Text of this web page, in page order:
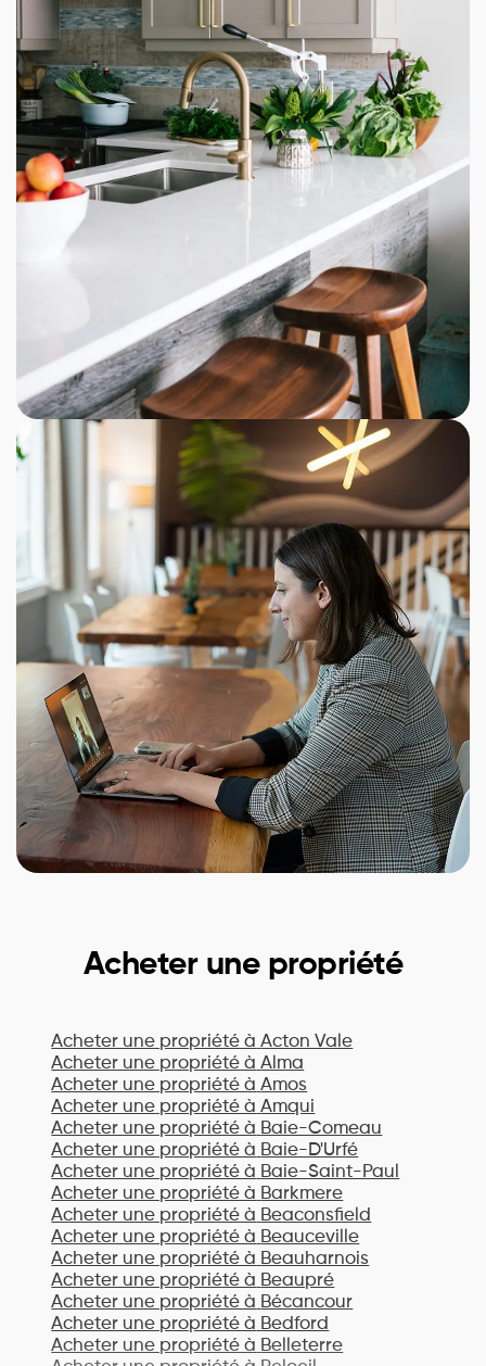
Acheter une propriété
Acheter une propriété à Acton Vale
Acheter une propriété à Alma
Acheter une propriété à Amos
Acheter une propriété à Amqui
Acheter une propriété à Baie-Comeau
Acheter une propriété à Baie-D'Urfé
Acheter une propriété à Baie-Saint-Paul
Acheter une propriété à Barkmere
Acheter une propriété à Beaconsfield
Acheter une propriété à Beauceville
Acheter une propriété à Beauharnois
Acheter une propriété à Beaupré
Acheter une propriété à Bécancour
Acheter une propriété à Bedford
Acheter une propriété à Belleterre